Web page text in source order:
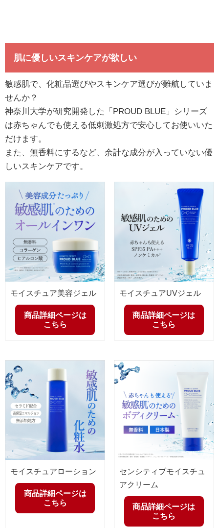
肌に優しいスキンケアが欲しい
敏感肌で、化粧品選びやスキンケア選びが難航していま
せんか？
神奈川大学が研究開発した「PROUD BLUE」シリーズ
は赤ちゃんでも使える低刺激処方で安心してお使いいた
だけます。
また、無香料にするなど、余計な成分が入っていない優
しいスキンケアです。
モイスチュア美容ジェル
商品詳細ページは
こちら
モイスチュアUVジェル
商品詳細ページは
こちら
モイスチュアローション
商品詳細ページは
こちら
センシティブモイスチュ
アクリーム
商品詳細ページは
こちら